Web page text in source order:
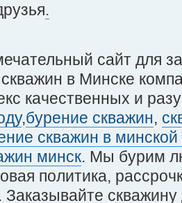
.
сайт для
в Минске
качественных и
,бурение скважин,
скважин в минской
минск. Мы бурим
политика,
Заказывайте